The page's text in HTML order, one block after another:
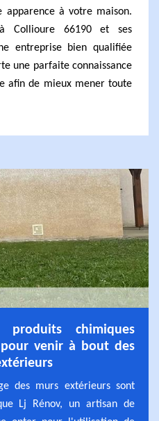
apparence à votre maison.
Collioure 66190 et ses
entreprise bien qualifiée
une parfaite connaissance
afin de mieux mener toute
chimiques
venir à bout des
des murs extérieurs sont
Lj Rénov, un artisan de